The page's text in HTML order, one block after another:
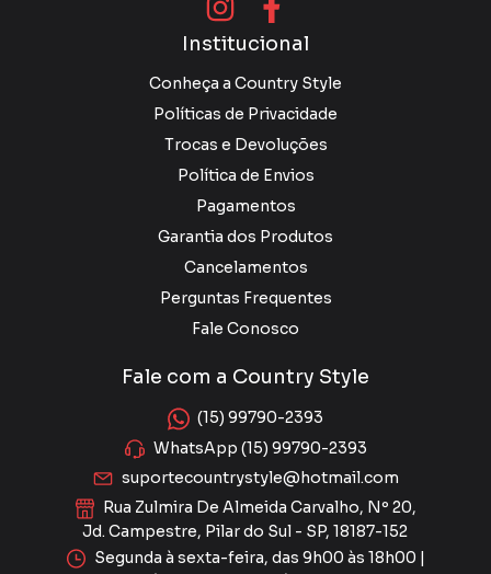
Institucional
Conheça a Country Style
Políticas de Privacidade
Trocas e Devoluções
Política de Envios
Pagamentos
Garantia dos Produtos
Cancelamentos
Perguntas Frequentes
Fale Conosco
Fale com a Country Style
(15) 99790-2393
WhatsApp (15) 99790-2393
suportecountrystyle@hotmail.com
Rua Zulmira De Almeida Carvalho, Nº 20,
Jd. Campestre, Pilar do Sul - SP, 18187-152
Segunda à sexta-feira, das 9h00 às 18h00 |